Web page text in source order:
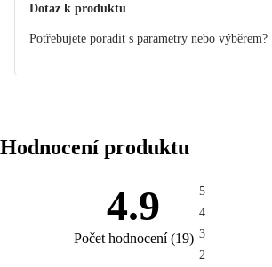
Dotaz k produktu
Potřebujete poradit s parametry nebo výběrem?
Hodnocení produktu
4.9
Počet hodnocení(19)
5
4
3
2